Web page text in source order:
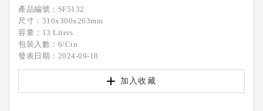
產品編號：SF5132
尺寸：310x300x263mm
容量：13 Liters
包裝入數：6/Ctn
發表日期：2024-09-18
加入收藏